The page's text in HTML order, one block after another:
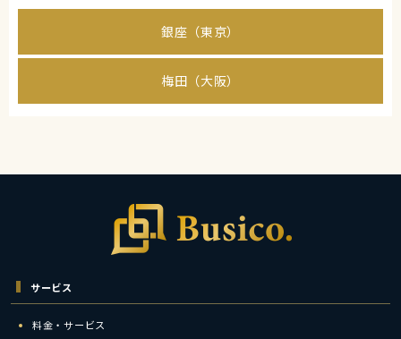
銀座（東京）
梅田（大阪）
サービス
料金・サービス